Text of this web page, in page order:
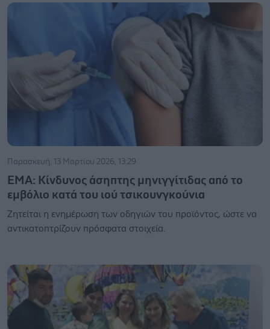
Παρασκευή, 13 Μαρτίου 2026, 13:29
ΕΜΑ: Κίνδυνος άσηπτης μηνιγγίτιδας από το
εμβόλιο κατά του ιού τσικουνγκούνια
Ζητείται η ενημέρωση των οδηγιών του προϊόντος, ώστε να
αντικατοπτρίζουν πρόσφατα στοιχεία.